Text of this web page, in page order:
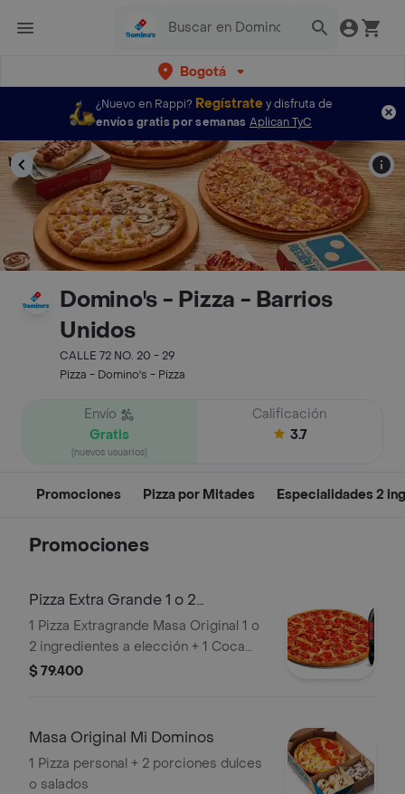
Bogotá
¿Nuevo en Rappi? Regístratey disfruta de
envíos gratis por semanas Aplican TyC
Domino's - Pizza - Barrios
Unidos
CALLE 72 NO. 20 - 29
Pizza - Domino's - Pizza
Envío
Gratis
(nuevos usuarios)
Calificación
3.7
Promociones Pizza por Mitades Especialidades 2
Promociones
Pizza Extra Grande 1 o 2
Ingredientes y
1 Pizza Extragrande Masa Original 1 o
2 ingredientes a elección + 1 Coca
Cola Zero 1.5L
$ 79.400
Masa Original Mi Dominos
1 Pizza personal + 2 porciones dulces
o salados